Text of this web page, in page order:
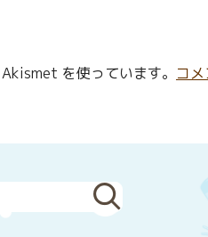
を使っています。 コ